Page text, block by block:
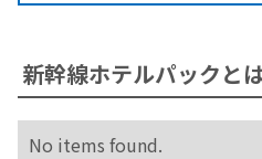
新幹線ホテルパックと
No items found.